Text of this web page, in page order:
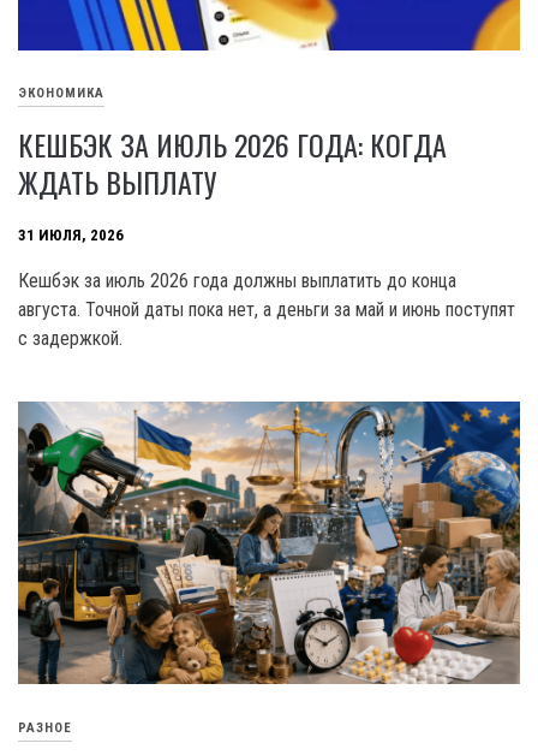
ЭКОНОМИКА
КЕШБЭК ЗА ИЮЛЬ 2026 ГОДА: КОГДА
ЖДАТЬ ВЫПЛАТУ
31 ИЮЛЯ, 2026
Кешбэк за июль 2026 года должны выплатить до конца
августа. Точной даты пока нет, а деньги за май и июнь поступят
с задержкой.
РАЗНОЕ